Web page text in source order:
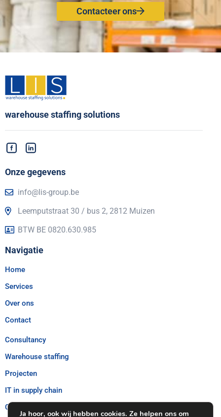
Contacteer ons
warehouse staffing solutions
Onze gegevens
info@lis-group.be
Leemputstraat 30 / bus 2, 2812 Muizen
BTW BE 0820.630.985
Navigatie
Home
Services
Over ons
Contact
Consultancy
Warehouse staffing
Projecten
IT in supply chain
Customer Care – Douane
Ja hoor, ook wij hebben cookies. Ze helpen ons om